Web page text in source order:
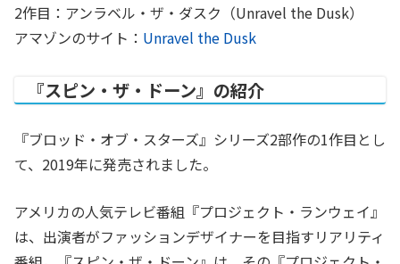
2作目：アンラベル・ザ・ダスク（Unravel the Dusk）
アマゾンのサイト： Unravel the Dusk
『スピン・ザ・ドーン』の紹介
『ブロッド・オブ・スターズ』シリーズ2部作の1作目とし
て、2019年に発売されました。
アメリカの人気テレビ番組『プロジェクト・ランウェイ』
は、出演者がファッションデザイナーを目指すリアリティ